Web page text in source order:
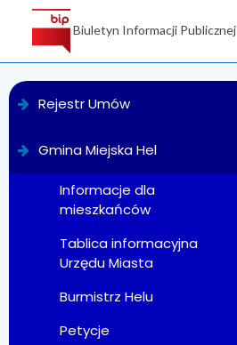
Biuletyn Informacji Publicznej
Rejestr Umów
Gmina Miejska Hel
Informacje dla
mieszkańców
Tablica informacyjna
Urzędu Miasta
Burmistrz Helu
Petycje